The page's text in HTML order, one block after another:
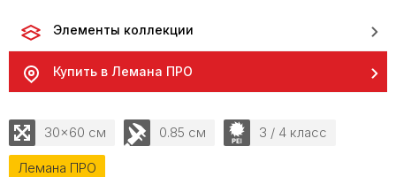
Элементы коллекции
Купить в Лемана ПРО
30x60 см 0.85 см 3 / 4 класс
Лемана ПРО